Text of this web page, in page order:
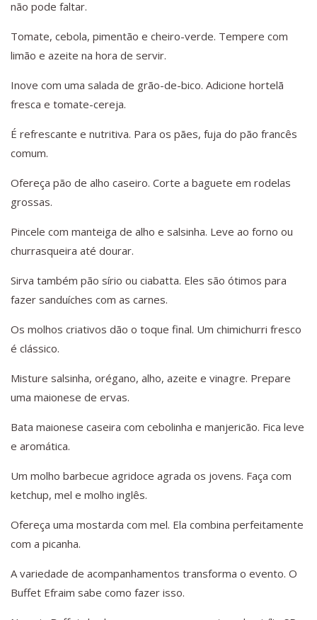
não pode faltar.
Tomate, cebola, pimentão e cheiro-verde. Tempere com
limão e azeite na hora de servir.
Inove com uma salada de grão-de-bico. Adicione hortelã
fresca e tomate-cereja.
É refrescante e nutritiva. Para os pães, fuja do pão francês
comum.
Ofereça pão de alho caseiro. Corte a baguete em rodelas
grossas.
Pincele com manteiga de alho e salsinha. Leve ao forno ou
churrasqueira até dourar.
Sirva também pão sírio ou ciabatta. Eles são ótimos para
fazer sanduíches com as carnes.
Os molhos criativos dão o toque final. Um chimichurri fresco
é clássico.
Misture salsinha, orégano, alho, azeite e vinagre. Prepare
uma maionese de ervas.
Bata maionese caseira com cebolinha e manjericão. Fica leve
e aromática.
Um molho barbecue agridoce agrada os jovens. Faça com
ketchup, mel e molho inglês.
Ofereça uma mostarda com mel. Ela combina perfeitamente
com a picanha.
A variedade de acompanhamentos transforma o evento. O
Buffet Efraim sabe como fazer isso.